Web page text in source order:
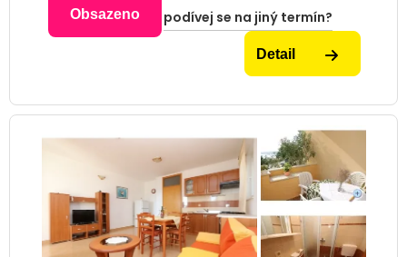
Obsazeno podívej se na jiný termín?
Detail